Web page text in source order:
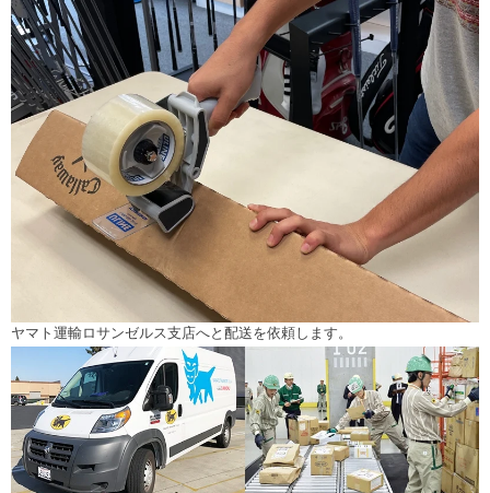
ヤマト運輸ロサンゼルス支店へと配送を依頼します。